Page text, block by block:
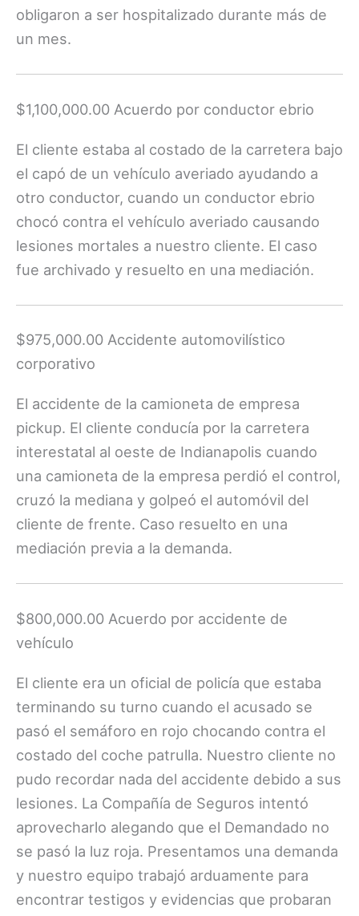
obligaron a ser hospitalizado durante más de
un mes.
$1,100,000.00 Acuerdo por conductor ebrio
El cliente estaba al costado de la carretera bajo
el capó de un vehículo averiado ayudando a
otro conductor, cuando un conductor ebrio
chocó contra el vehículo averiado causando
lesiones mortales a nuestro cliente. El caso
fue archivado y resuelto en una mediación.
$975,000.00 Accidente automovilístico
corporativo
El accidente de la camioneta de empresa
pickup. El cliente conducía por la carretera
interestatal al oeste de Indianapolis cuando
una camioneta de la empresa perdió el control,
cruzó la mediana y golpeó el automóvil del
cliente de frente. Caso resuelto en una
mediación previa a la demanda.
$800,000.00 Acuerdo por accidente de
vehículo
El cliente era un oficial de policía que estaba
terminando su turno cuando el acusado se
pasó el semáforo en rojo chocando contra el
costado del coche patrulla. Nuestro cliente no
pudo recordar nada del accidente debido a sus
lesiones. La Compañía de Seguros intentó
aprovecharlo alegando que el Demandado no
se pasó la luz roja. Presentamos una demanda
y nuestro equipo trabajó arduamente para
encontrar testigos y evidencias que probaran